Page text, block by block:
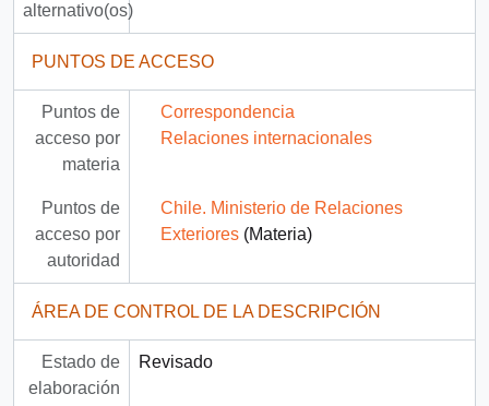
alternativo(os)
PUNTOS DE ACCESO
Puntos de
acceso por
materia
Correspondencia
Relaciones internacionales
Puntos de
acceso por
autoridad
Chile. Ministerio de Relaciones
Exteriores(Materia)
ÁREA DE CONTROL DE LA DESCRIPCIÓN
Estado de
elaboración
Revisado